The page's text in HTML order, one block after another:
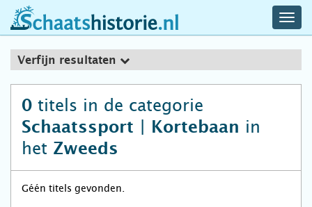
schaatshistorie.nl
Verfijn resultaten
0 titels in de categorie
Schaatssport | Kortebaan in
het Zweeds
Géén titels gevonden.